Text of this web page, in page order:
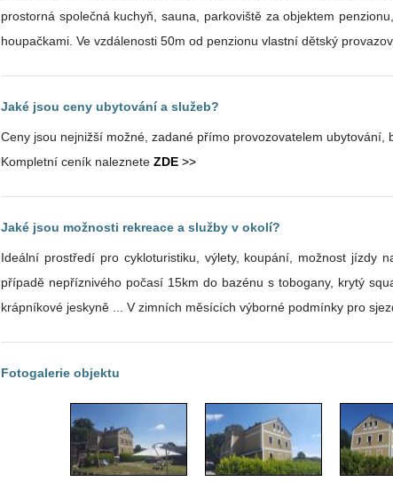
prostorná společná kuchyň, sauna, parkoviště za objektem penzionu, oplocená zahrada, venkovní bazén, hřiště
houpačkami. Ve vzdálenosti 50m od penzionu vlastní dětský
Jaké jsou ceny ubytování a služeb?
Ceny jsou nejnižší možné, zadané přímo provozovatelem ubytování,
Kompletní ceník naleznete ZDE >>
Jaké jsou možnosti rekreace a služby v okolí?
Ideální prostředí pro cykloturistiku, výlety, koupání, možnost jízdy
případě nepříznivého počasí 15km do bazénu s tobogany, krytý
krápníkové jeskyně ... V zimních měsících výborné podmínky pro
Fotogalerie objektu